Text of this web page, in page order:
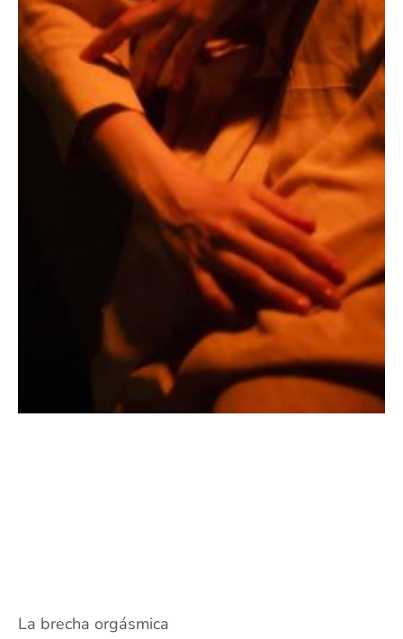
La brecha orgásmica